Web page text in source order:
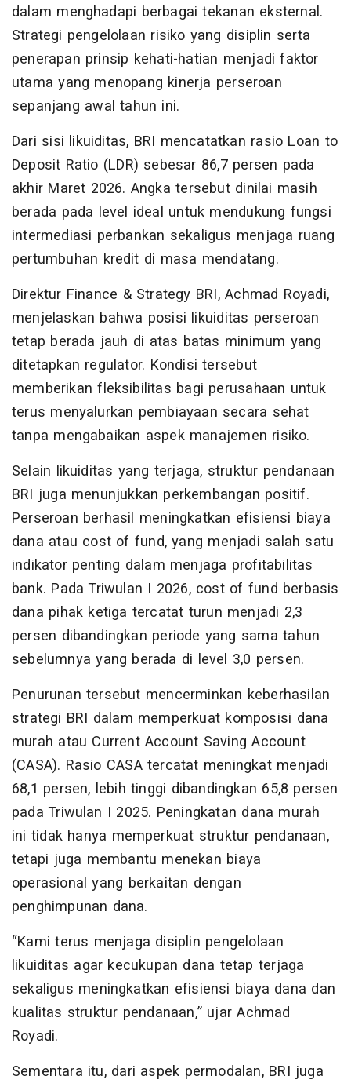
dalam menghadapi berbagai tekanan eksternal.
Strategi pengelolaan risiko yang disiplin serta
penerapan prinsip kehati-hatian menjadi faktor
utama yang menopang kinerja perseroan
sepanjang awal tahun ini.
Dari sisi likuiditas, BRI mencatatkan rasio Loan to
Deposit Ratio (LDR) sebesar 86,7 persen pada
akhir Maret 2026. Angka tersebut dinilai masih
berada pada level ideal untuk mendukung fungsi
intermediasi perbankan sekaligus menjaga ruang
pertumbuhan kredit di masa mendatang.
Direktur Finance & Strategy BRI, Achmad Royadi,
menjelaskan bahwa posisi likuiditas perseroan
tetap berada jauh di atas batas minimum yang
ditetapkan regulator. Kondisi tersebut
memberikan fleksibilitas bagi perusahaan untuk
terus menyalurkan pembiayaan secara sehat
tanpa mengabaikan aspek manajemen risiko.
Selain likuiditas yang terjaga, struktur pendanaan
BRI juga menunjukkan perkembangan positif.
Perseroan berhasil meningkatkan efisiensi biaya
dana atau cost of fund, yang menjadi salah satu
indikator penting dalam menjaga profitabilitas
bank. Pada Triwulan I 2026, cost of fund berbasis
dana pihak ketiga tercatat turun menjadi 2,3
persen dibandingkan periode yang sama tahun
sebelumnya yang berada di level 3,0 persen.
Penurunan tersebut mencerminkan keberhasilan
strategi BRI dalam memperkuat komposisi dana
murah atau Current Account Saving Account
(CASA). Rasio CASA tercatat meningkat menjadi
68,1 persen, lebih tinggi dibandingkan 65,8 persen
pada Triwulan I 2025. Peningkatan dana murah
ini tidak hanya memperkuat struktur pendanaan,
tetapi juga membantu menekan biaya
operasional yang berkaitan dengan
penghimpunan dana.
“Kami terus menjaga disiplin pengelolaan
likuiditas agar kecukupan dana tetap terjaga
sekaligus meningkatkan efisiensi biaya dana dan
kualitas struktur pendanaan,” ujar Achmad
Royadi.
Sementara itu, dari aspek permodalan, BRI juga